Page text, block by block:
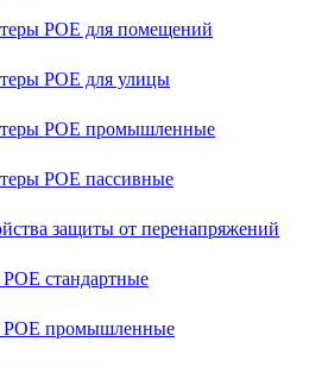
POE для помещений
POE для улицы
POE промышленные
POE пассивные
защиты от перенапряжений
стандартные
промышленные